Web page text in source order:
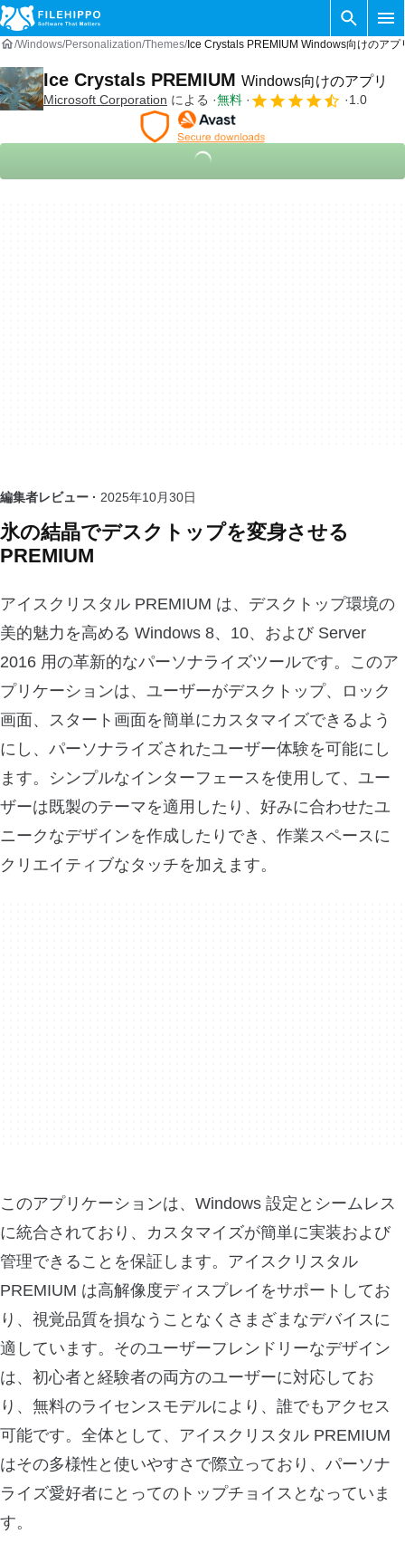
Windows Personalization Themes Ice Crystals PREMIUM Windows向けのアプ
Ice Crystals PREMIUM Windows向けのアプリ
Microsoft Corporation による 無料 1.0
編集者レビュー · 2025年10月30日
氷の結晶でデスクトップを変身させる
PREMIUM
アイスクリスタル PREMIUM は、デスクトップ環境の
美的魅力を高める Windows 8、10、および Server
2016 用の革新的なパーソナライズツールです。このア
プリケーションは、ユーザーがデスクトップ、ロック
画面、スタート画面を簡単にカスタマイズできるよう
にし、パーソナライズされたユーザー体験を可能にし
ます。シンプルなインターフェースを使用して、ユー
ザーは既製のテーマを適用したり、好みに合わせたユ
ニークなデザインを作成したりでき、作業スペースに
クリエイティブなタッチを加えます。
このアプリケーションは、Windows 設定とシームレス
に統合されており、カスタマイズが簡単に実装および
管理できることを保証します。アイスクリスタル
PREMIUM は高解像度ディスプレイをサポートしてお
り、視覚品質を損なうことなくさまざまなデバイスに
適しています。そのユーザーフレンドリーなデザイン
は、初心者と経験者の両方のユーザーに対応してお
り、無料のライセンスモデルにより、誰でもアクセス
可能です。全体として、アイスクリスタル PREMIUM
はその多様性と使いやすさで際立っており、パーソナ
ライズ愛好者にとってのトップチョイスとなっていま
す。